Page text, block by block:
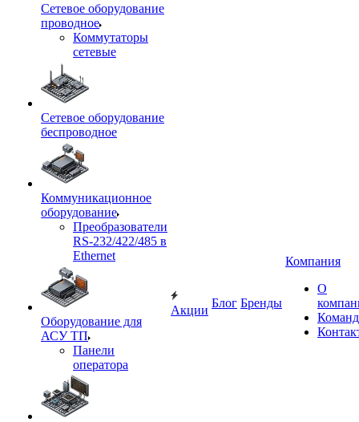
Сетевое оборудование
проводное
Коммутаторы
сетевые
Сетевое оборудование
беспроводное
Коммуникационное
оборудование
Преобразователи
RS-232/422/485 в
Ethernet
Оборудование для
АСУ ТП
Панели
оператора
Акции
Блог Бренды
Компания
О